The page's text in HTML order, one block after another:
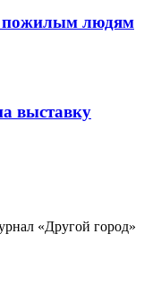
пожилым людям
выставку
«Другой город»